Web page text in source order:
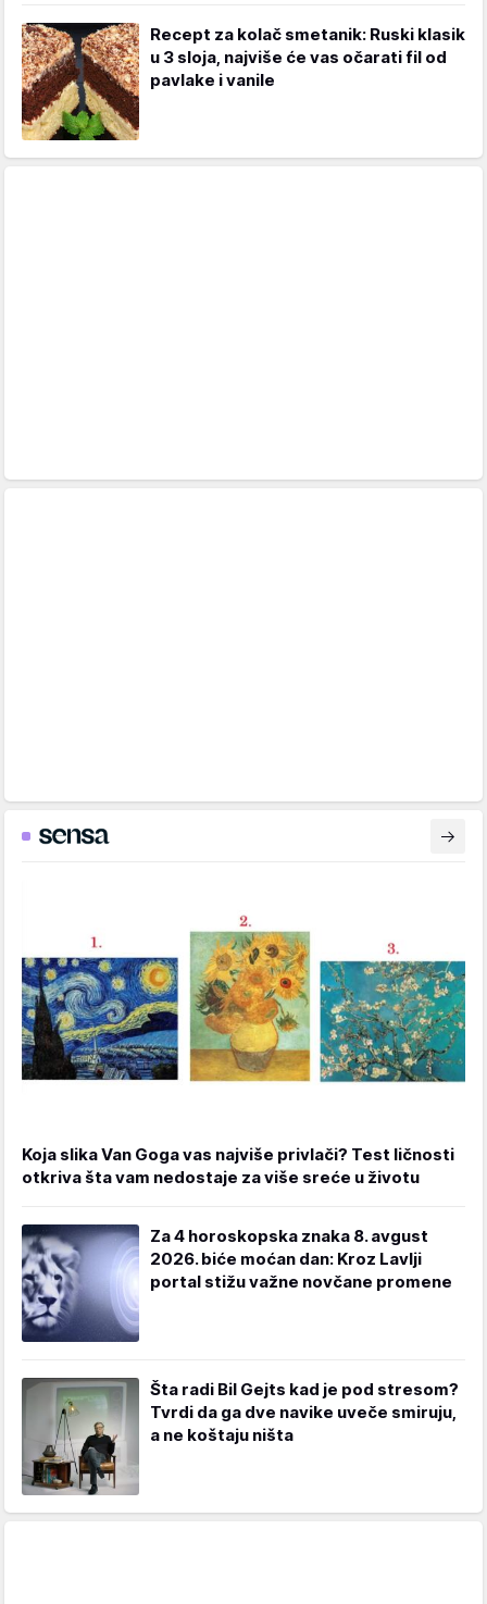
Recept za kolač smetanik: Ruski klasik
u 3 sloja, najviše će vas očarati fil od
pavlake i vanile
Koja slika Van Goga vas najviše privlači? Test ličnosti
otkriva šta vam nedostaje za više sreće u životu
Za 4 horoskopska znaka 8. avgust
2026. biće moćan dan: Kroz Lavlji
portal stižu važne novčane promene
Šta radi Bil Gejts kad je pod stresom?
Tvrdi da ga dve navike uveče smiruju,
a ne koštaju ništa